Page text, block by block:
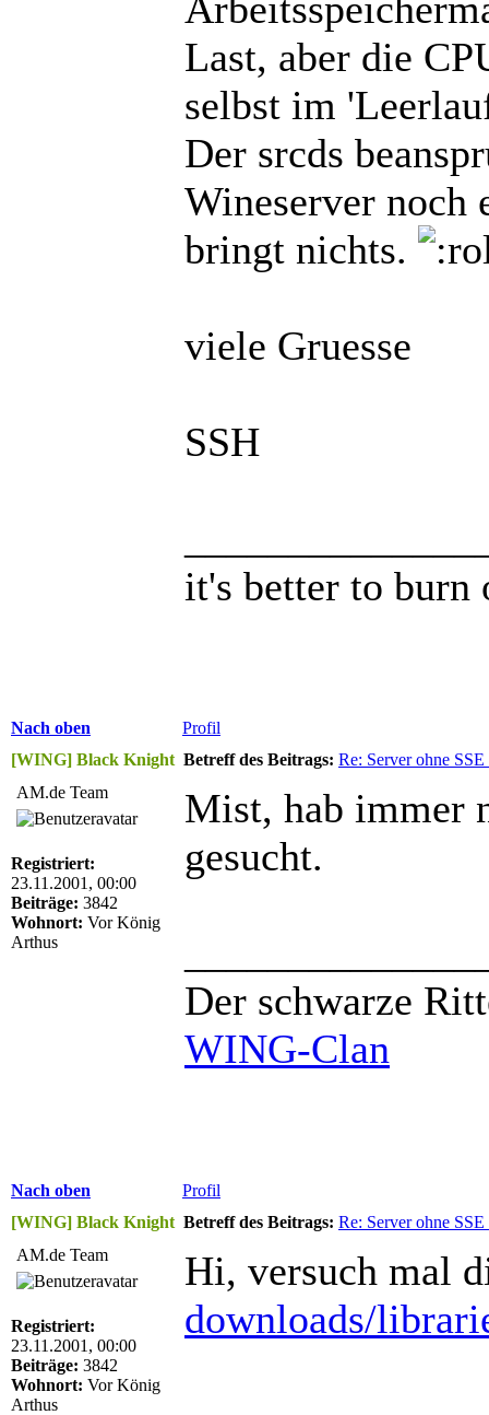
Last, aber die
selbst im
Der srcds
Wineserver noch
bringt nichts.
viele Gruesse
SSH
it's better to burn
Nach oben
Profil
[WING] Black Knight Betreff des Beitrags: Re: Server ohne SSE
AM.de Team
Registriert:
23.11.2001, 00:00
Beiträge: 3842
Wohnort: Vor König
Arthus
Mist, hab immer
gesucht.
Der schwarze
WING-Clan
Nach oben
Profil
[WING] Black Knight Betreff des Beitrags: Re: Server ohne SSE
AM.de Team
Registriert:
23.11.2001, 00:00
Beiträge: 3842
Wohnort: Vor König
Arthus
Hi, versuch mal
downloads/